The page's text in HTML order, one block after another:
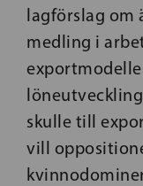
lagförslag om
medling i
skulle till
vill